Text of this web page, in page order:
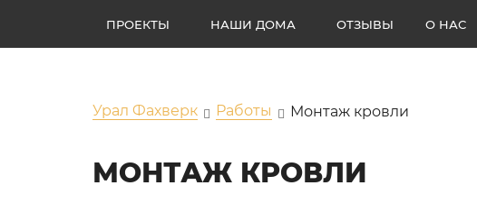
ПРОЕКТЫ НАШИ ДОМА ОТЗЫВЫ О НАС
Урал Фахверк Работы Монтаж кровли
МОНТАЖ КРОВЛИ